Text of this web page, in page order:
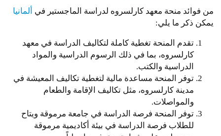
من فوائد منحة معهد كارلسروه لدراسة الماجستير في ألمانيا
يمكن ذكر ما يلي:
تقدم المنحة تغطية كاملة لتكاليف الدراسة في معهد
كارلسروه، بما في ذلك الرسوم الدراسية والمواد
الدراسية والكتب.
توفر المنحة مساعدة مالية لتغطية تكاليف المعيشة في
مدينة كارلسروه، مثل تكاليف الإقامة والطعام
والمواصلات.
توفر المنحة فرصة الدراسة في جامعة مرموقة ويتاح
للطلاب فرصة الدراسة في بيئة أكاديمية مرموقة